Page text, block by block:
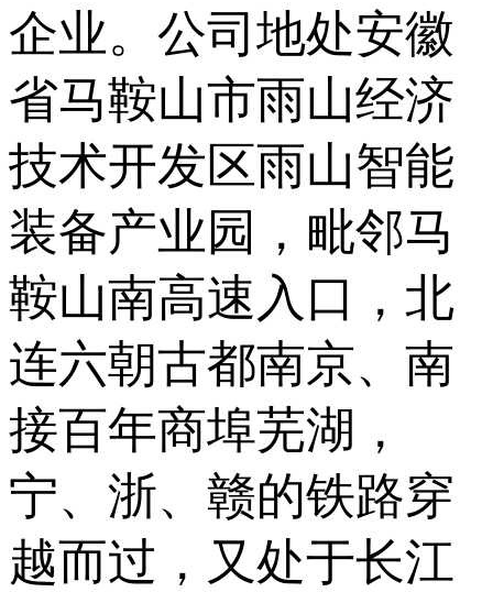
企业。公司地处安徽
省马鞍山市雨山经济
技术开发区雨山智能
装备产业园，毗邻马
鞍山南高速入口，北
连六朝古都南京、南
接百年商埠芜湖，
宁、浙、赣的铁路穿
越而过，又处于长江